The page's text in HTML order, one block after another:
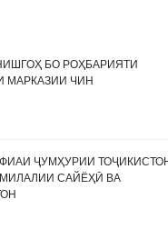
БО РОҲБАРИЯТИ
МАРКАЗИИ ЧИН
ҶУМҲУРИИ
САЙЁҲӢ ВА